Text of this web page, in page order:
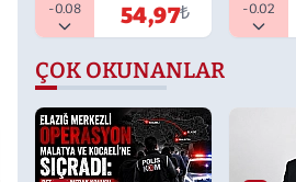
-0.08 54,97₺ -0.02
ÇOK OKUNANLAR